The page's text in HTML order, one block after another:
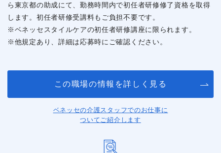
ら東京都の助成にて、勤務時間内で初任者研修修了資格を取得
します。初任者研修受講料もご負担不要です。
※ベネッセスタイルケアの初任者研修講座に限られます。
※他規定あり、詳細は応募時にご確認ください。
この職場の情報を詳しく見る
ベネッセの介護スタッフでのお仕事に
ついてご紹介します